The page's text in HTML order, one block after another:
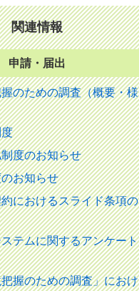
関連情報
申請・届出
のための調査（概要・様
度のお知らせ
お知らせ
におけるスライド条項の
テムに関するアンケート
握のための調査」におけ